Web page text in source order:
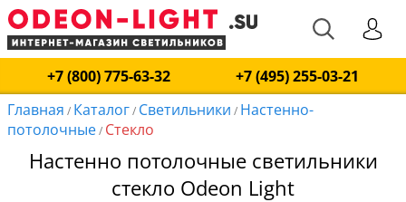
+7 (800) 775-63-32
+7 (495) 255-03-21
Главная / Каталог/ Светильники / Настенно-
потолочные/ Стекло
Настенно потолочные светильники
стекло Odeon Light